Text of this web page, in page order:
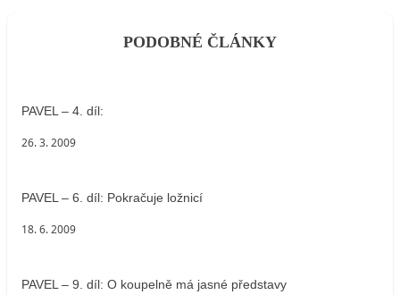
PODOBNÉ ČLÁNKY
PAVEL – 4. díl:
26. 3. 2009
PAVEL – 6. díl: Pokračuje ložnicí
18. 6. 2009
PAVEL – 9. díl: O koupelně má jasné představy